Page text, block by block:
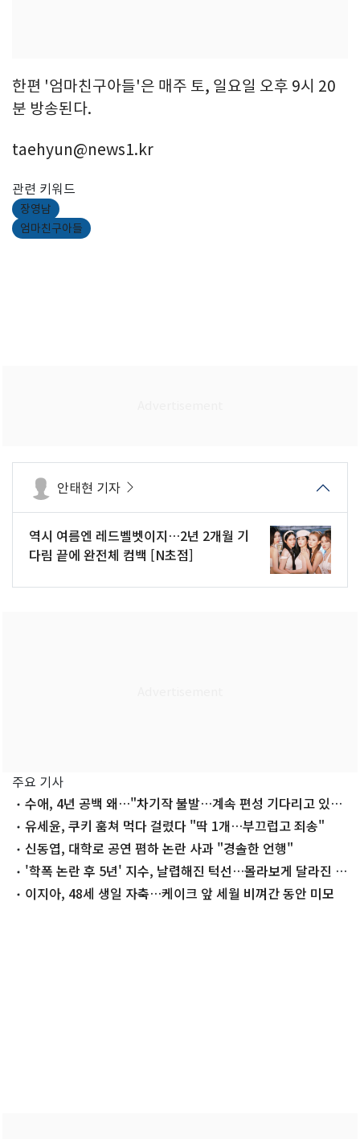
한편 '엄마친구아들'은 매주 토, 일요일 오후 9시 20
분 방송된다.
taehyun@news1.kr
관련 키워드
장영남
엄마친구아들
안태현 기자
역시 여름엔 레드벨벳이지…2년 2개월 기
다림 끝에 완전체 컴백 [N초점]
주요 기사
수애, 4년 공백 왜…"차기작 불발…계속 편성 기다리고 있
다"유세윤, 쿠키 훔쳐 먹다 걸렸다 "딱 1개…부끄럽고 죄송"
신동엽, 대학로 공연 폄하 논란 사과 "경솔한 언행"
'학폭 논란 후 5년' 지수, 날렵해진 턱선…몰라보게 달라진 근
황 이지아, 48세 생일 자축…케이크 앞 세월 비껴간 동안 미모